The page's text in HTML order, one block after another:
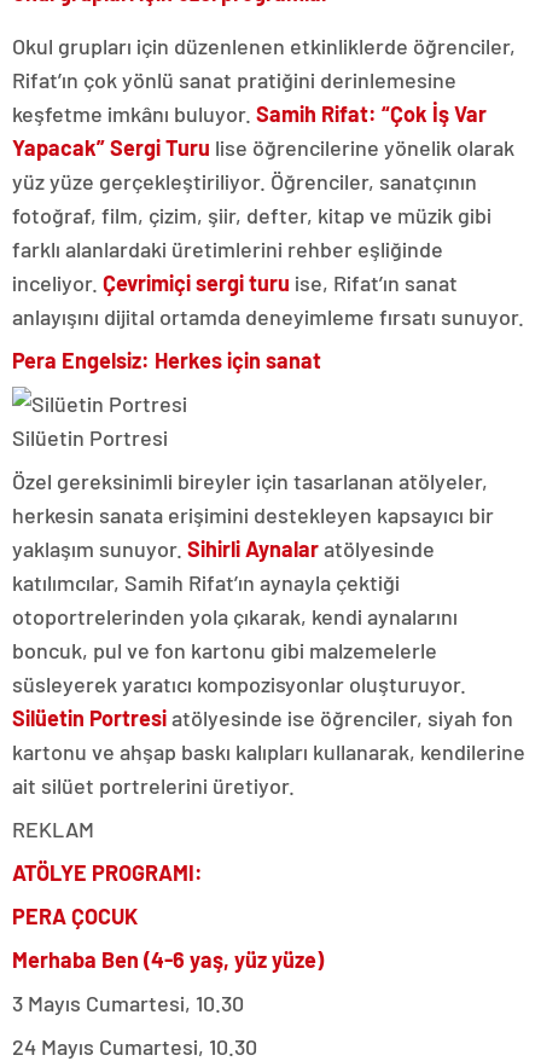
Okul grupları için düzenlenen etkinliklerde öğrenciler,
Rifat’ın çok yönlü sanat pratiğini derinlemesine
keşfetme imkânı buluyor. Samih Rifat: “Çok İş Var
Yapacak” Sergi Turu lise öğrencilerine yönelik olarak
yüz yüze gerçekleştiriliyor. Öğrenciler, sanatçının
fotoğraf, film, çizim, şiir, defter, kitap ve müzik gibi
farklı alanlardaki üretimlerini rehber eşliğinde
inceliyor. Çevrimiçi sergi turu ise, Rifat’ın sanat
anlayışını dijital ortamda deneyimleme fırsatı sunuyor.
Pera Engelsiz: Herkes için sanat
Silüetin Portresi
Özel gereksinimli bireyler için tasarlanan atölyeler,
herkesin sanata erişimini destekleyen kapsayıcı bir
yaklaşım sunuyor. Sihirli Aynalaratölyesinde
katılımcılar, Samih Rifat’ın aynayla çektiği
otoportrelerinden yola çıkarak, kendi aynalarını
boncuk, pul ve fon kartonu gibi malzemelerle
süsleyerek yaratıcı kompozisyonlar oluşturuyor.
Silüetin Portresiatölyesinde ise öğrenciler, siyah fon
kartonu ve ahşap baskı kalıpları kullanarak, kendilerine
ait silüet portrelerini üretiyor.
REKLAM
ATÖLYE PROGRAMI:
PERA ÇOCUK
Merhaba Ben (4-6 yaş, yüz yüze)
3 Mayıs Cumartesi, 10.30
24 Mayıs Cumartesi, 10.30